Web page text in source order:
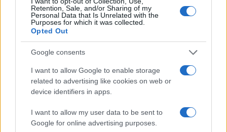
Retention, Sale, and/or Sharing of my
Personal Data that Is Unrelated with the
Purposes for which it was collected.
Opted Out
Google consents
I want to allow Google to enable storage
related to advertising like cookies on web or
device identifiers in apps.
I want to allow my user data to be sent to
Google for online advertising purposes.
QUARTO PIANO>>>LEGGI QUI
LASCIA UN ‘LIKE’ ALLA NOSTRA PAGINA FACEBOOK
ROMA Operaio
precipita dal
quarto piano
‘Er Viperetta’
Massimo Ferrero